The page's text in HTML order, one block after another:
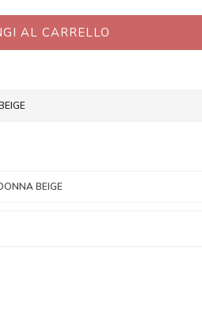
AL CARRELLO
BEIGE